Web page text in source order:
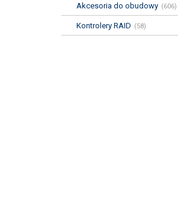
Akcesoria do obudowy
Kontrolery RAID